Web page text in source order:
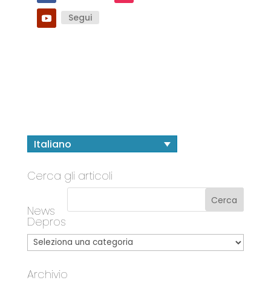
Segui
Italiano
Cerca gli articoli
News
Depros
Archivio